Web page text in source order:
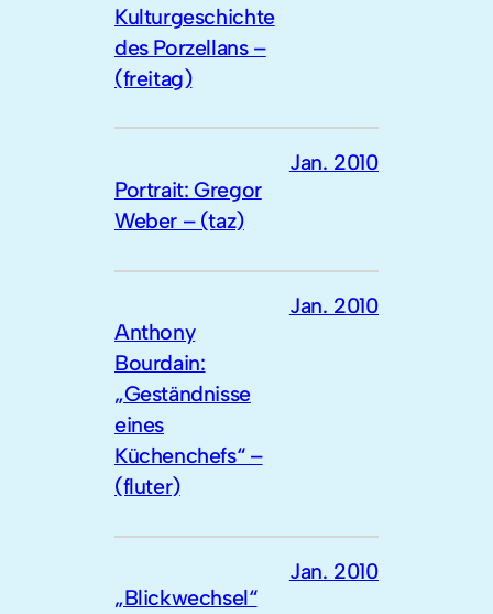
Kulturgeschichte
des Porzellans –
(freitag)
Portrait: Gregor
Weber – (taz)
Jan. 2010
Anthony
Bourdain:
„Geständnisse
eines
Küchenchefs“ –
(fluter)
Jan. 2010
„Blickwechsel“
Jan. 2010